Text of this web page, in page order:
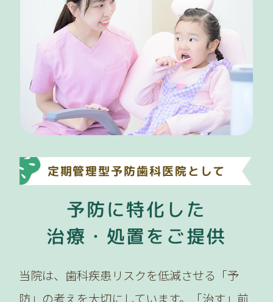
定期管理型予防歯科医院として
予防に特化した
治療・処置をご提供
当院は、歯科疾患リスクを低減させる「予
防」の考えを大切にしています。「治す」前